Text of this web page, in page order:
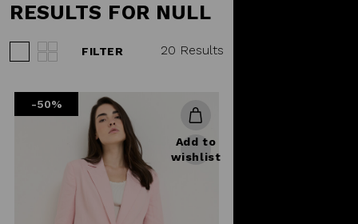
RESULTS FOR NULL
FILTER 20 Results
-50%
Add to
wishlist